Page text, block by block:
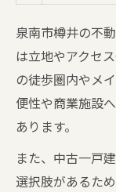
樽井
トラ
売買
おすすめ
おす
泉南
泉南市樽井の不
は立地やアクセ
の徒歩圏内やメ
便性や商業施設
あります。
また、中古一戸
選択肢があるた